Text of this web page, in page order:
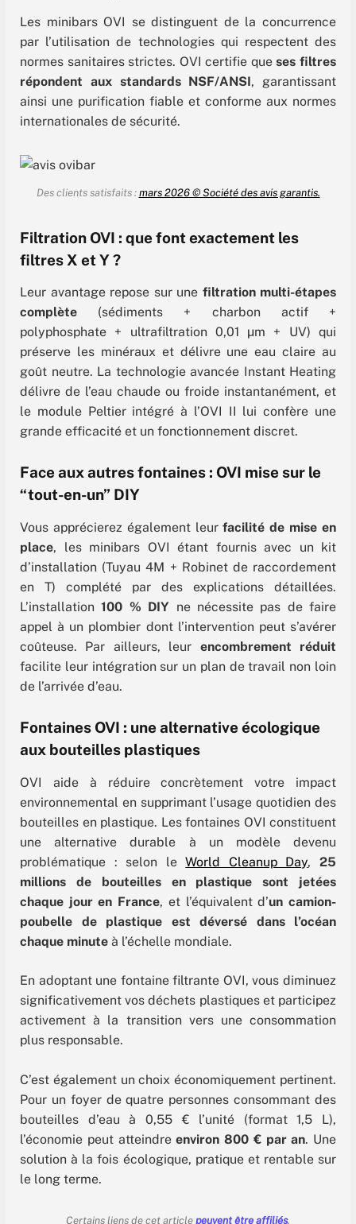
Les minibars OVI se distinguent de la concurrence
par l’utilisation de technologies qui respectent des
normes sanitaires strictes. OVI certifie queses filtres
répondent aux standards NSF/ANSI, garantissant
ainsi une purification fiable et conforme aux normes
internationales de sécurité.
Des clients satisfaits :mars 2026 © Société des avis garantis.
Filtration OVI : que font exactement les
filtres X et Y ?
Leur avantage repose sur une filtration multi-étapes
complète (sédiments + charbon actif +
polyphosphate + ultrafiltration 0,01 µm + UV) qui
préserve les minéraux et délivre une eau claire au
goût neutre. La technologie avancée Instant Heating
délivre de l’eau chaude ou froide instantanément, et
le module Peltier intégré à l’OVI II lui confère une
grande efficacité et un fonctionnement discret.
Face aux autres fontaines : OVI mise sur le
“tout-en-un” DIY
Vous apprécierez également leurfacilité de mise en
place, les minibars OVI étant fournis avec un kit
d’installation (Tuyau 4M + Robinet de raccordement
en T) complété par des explications détaillées.
L’installation100 % DIY ne nécessite pas de faire
appel à un plombier dont l’intervention peut s’avérer
coûteuse. Par ailleurs, leur encombrement réduit
facilite leur intégration sur un plan de travail non loin
de l’arrivée d’eau.
Fontaines OVI : une alternative écologique
aux bouteilles plastiques
OVI aide à réduire concrètement votre impact
environnemental en supprimant l’usage quotidien des
bouteilles en plastique. Les fontaines OVI constituent
une alternative durable à un modèle devenu
problématique : selon leWorld Cleanup Day,25
millions de bouteilles en plastique sont jetées
chaque jour en France, et l’équivalent d’un camion-
poubelle de plastique est déversé dans l’océan
chaque minute à l’échelle mondiale.
En adoptant une fontaine filtrante OVI, vous diminuez
significativement vos déchets plastiques et participez
activement à la transition vers une consommation
plus responsable.
C’est également un choix économiquement pertinent.
Pour un foyer de quatre personnes consommant des
bouteilles d’eau à 0,55 € l’unité (format 1,5 L),
l’économie peut atteindreenviron 800 € par an. Une
solution à la fois écologique, pratique et rentable sur
le long terme.
Certains liens de cet article peuvent être affiliés.